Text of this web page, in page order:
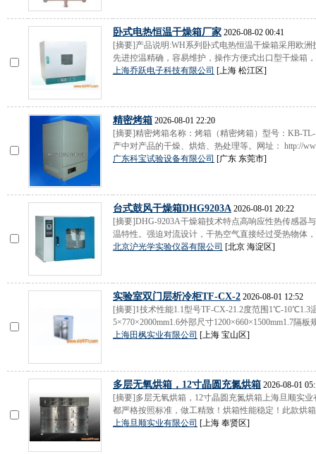
卧式电热恒温干燥箱厂家 2026-08-02 00:41
[摘要]产品说明:WH系列卧式电热恒温干燥箱采用欧
先进控温精确，容易维护，操作方便式出口型干燥箱
上海乔跃电子科技有限公司 [上海 松江区]
精密烤箱 2026-08-01 22:20
[摘要]精密烤箱名称：烤箱（精密烤箱）型号：KB-
产中对产品的干燥、烘焙、热处理等。网址： http://
广东科宝试验设备有限公司 [广东 东莞市]
台式鼓风干燥箱DHG9203A 2026-08-01 20:22
[摘要]DHG-9203A干燥箱技术特点高响应性热传感器
温特性。强迫对流设计，干热空气直接经过受热物体
北京沪光学实验仪器有限公司 [北京 海淀区]
实验室双门层析冷柜TF-CX-2 2026-08-01 12:52
[摘要]1技术性能1.1型号TF-CX-21.2度范围1℃-10℃1.3
5×770×2000mm1.6外部尺寸1200×660×1500mm1.7隔板
上海田枫实业有限公司 [上海 宝山区]
多层无氧烘箱，12寸晶圆充氮烘箱 2026-08-01
[摘要]多层无氧烘箱，12寸晶圆充氮烘箱上海旦顺实
都严格按照标准，做工精致！烘箱性能稳定！此款烘
上海旦顺实业有限公司 [上海 奉贤区]